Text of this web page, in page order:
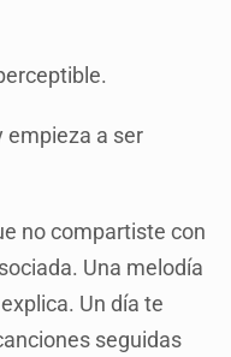
empieza a ser
no compartiste con
Una melodía
Un día te
seguidas